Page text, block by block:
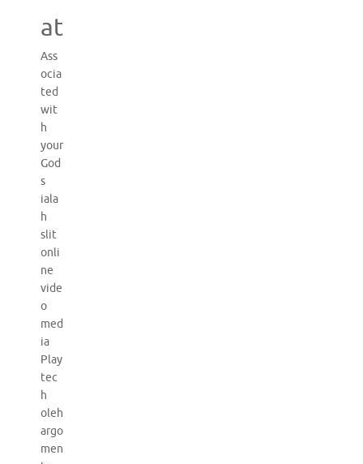
at
Ass
ocia
ted
wit
h
your
God
s
iala
h
slit
onli
ne
vide
o
med
ia
Play
tec
h
oleh
argo
men